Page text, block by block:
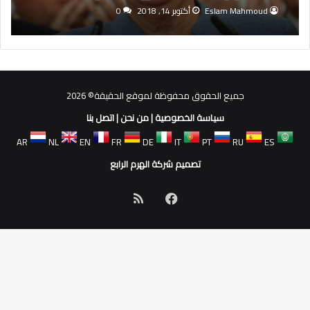
الساحق
Eslam Mahmoud أكتوبر 14, 2018 0
جميع الحقوق محفوظة لموقع الحقيقة© 2026
سياسة الخصوصية|من نحن|اتصل بنا
AR
NL EN FR DE IT PT RU
ES
تصميم شركة الهرم الرابع
فيسبوك
الموقع